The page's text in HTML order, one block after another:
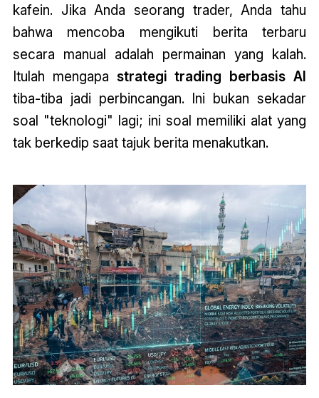
kafein. Jika Anda seorang trader, Anda tahu
bahwa mencoba mengikuti berita terbaru
secara manual adalah permainan yang kalah.
Itulah mengapa strategi trading berbasis AI
tiba-tiba jadi perbincangan. Ini bukan sekadar
soal "teknologi" lagi; ini soal memiliki alat yang
tak berkedip saat tajuk berita menakutkan.